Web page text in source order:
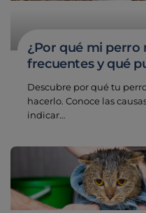
¿Por qué mi perro
frecuentes y qué
Descubre por qué tu
hacerlo. Conoce las
indicar…